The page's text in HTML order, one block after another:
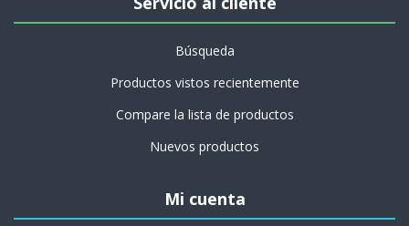
Búsqueda
Productos vistos recientemente
Compare la lista de productos
Nuevos productos
Mi cuenta